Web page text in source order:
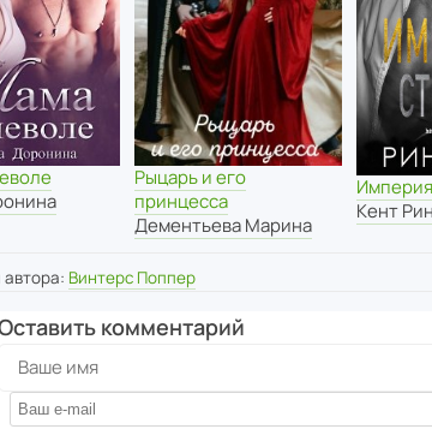
Рыцарь и его
принцесса
Дементьева Марина
Кент
автора: Винтерс Поппер
комментарий